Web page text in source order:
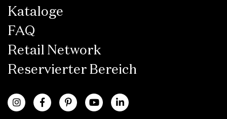
Kataloge
FAQ
Retail Network
Reservierter Bereich